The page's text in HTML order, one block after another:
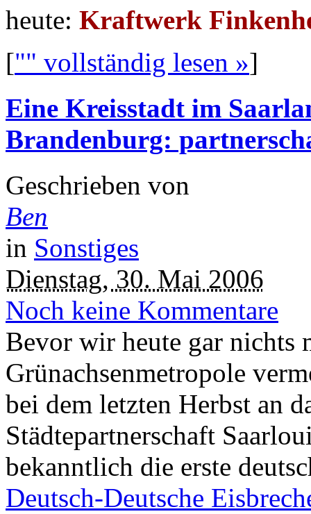
heute: Kraftwerk
["" vollständig lesen »]
Eine Kreisstadt im
Brandenburg:
Geschrieben von
Ben
in Sonstiges
Dienstag, 30. Mai 2006
Noch keine Kommentare
Bevor wir heute gar nichts
Grünachsenmetropole
bei dem letzten Herbst an
Städtepartnerschaft
bekanntlich die erste
Deutsch-Deutsche